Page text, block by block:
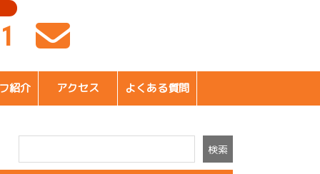
紹介 アクセス よくある質問
検索